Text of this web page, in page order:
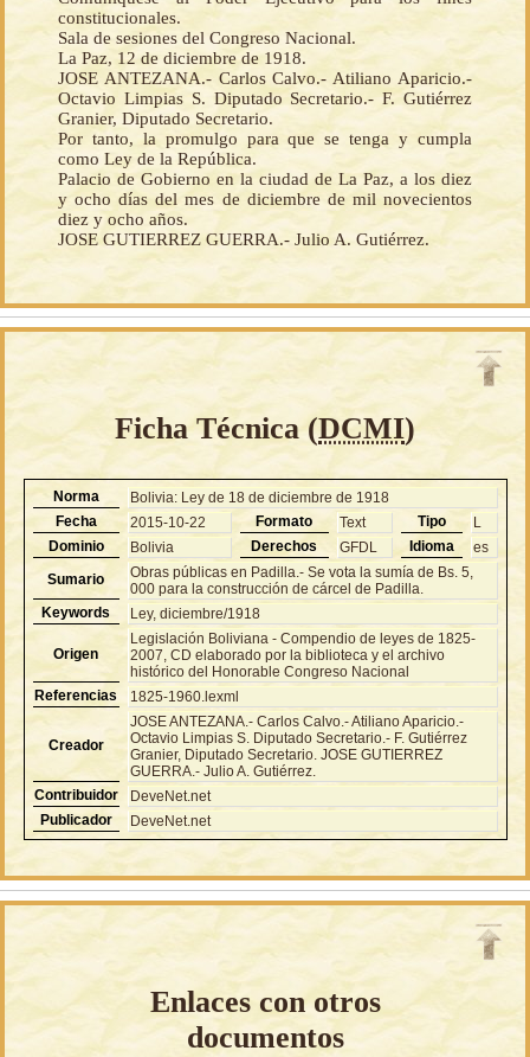
constitucionales.
Sala de sesiones del Congreso Nacional.
La Paz, 12 de diciembre de 1918.
JOSE ANTEZANA.- Carlos Calvo.- Atiliano Aparicio.-
Octavio Limpias S. Diputado Secretario.- F. Gutiérrez
Granier, Diputado Secretario.
Por tanto, la promulgo para que se tenga y cumpla
como Ley de la República.
Palacio de Gobierno en la ciudad de La Paz, a los diez
y ocho días del mes de diciembre de mil novecientos
diez y ocho años.
JOSE GUTIERREZ GUERRA.- Julio A. Gutiérrez.
Ficha Técnica (DCMI)
Norma
Bolivia: Ley de 18 de diciembre de 1918
Fecha
2015-10-22 Formato Text Tipo
L
Dominio
Bolivia Derechos GFDL Idioma
es
Sumario
Obras públicas en Padilla.- Se vota la sumía de Bs. 5,
000 para la construcción de cárcel de Padilla.
Keywords
Ley, diciembre/1918
Origen
Legislación Boliviana - Compendio de leyes de 1825-
2007, CD elaborado por la biblioteca y el archivo
histórico del Honorable Congreso Nacional
Referencias
1825-1960.lexml
Creador
JOSE ANTEZANA.- Carlos Calvo.- Atiliano Aparicio.-
Octavio Limpias S. Diputado Secretario.- F. Gutiérrez
Granier, Diputado Secretario. JOSE GUTIERREZ
GUERRA.- Julio A. Gutiérrez.
Contribuidor
DeveNet.net
Publicador
DeveNet.net
Enlaces con otros
documentos